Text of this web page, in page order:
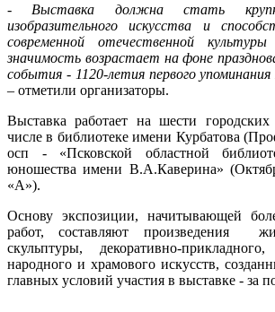
- Выставка должна стать
изобразительного искусства и
современной отечественной
значимость возрастает на фоне
события - 1120-летия первого упоминания
– отметили организаторы.
Выставка работает на шести
числе в библиотеке имени Курбатова
осп - «Псковской областной
юношества имени В.А.Каверина»
«А»).
Основу экспозиции, начитывающей
работ, составляют произведения
скульптуры, декоративно-
народного и храмового искусств,
главных условий участия в выставке - за